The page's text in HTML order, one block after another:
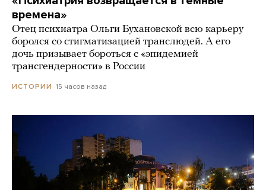
времена»
Отец психиатра Ольги Бухановской всю карьеру
боролся со стигматизацией транслюдей. А его
дочь призывает бороться с «эпидемией
трансгендерности» в России
ИСТОРИИ 15 часов назад